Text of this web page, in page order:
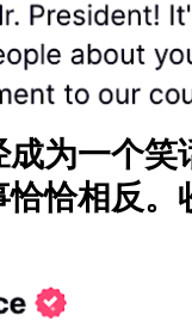
为一个笑
恰相反。